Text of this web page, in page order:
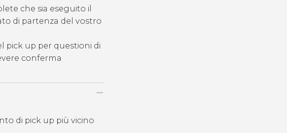
che sia eseguito il
di partenza del vostro
pick up per questioni di
conferma
di pick up più vicino